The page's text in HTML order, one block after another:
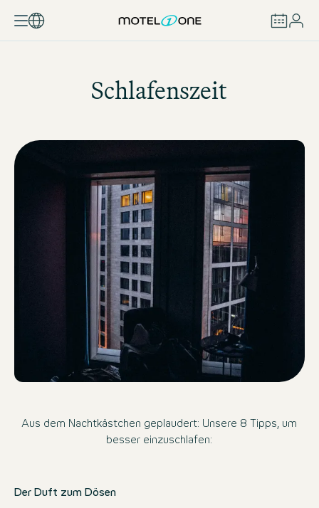
Schlafenszeit
Aus dem Nachtkästchen geplaudert: Unsere 8 Tipps, um
besser einzuschlafen:
Der Duft zum Dösen